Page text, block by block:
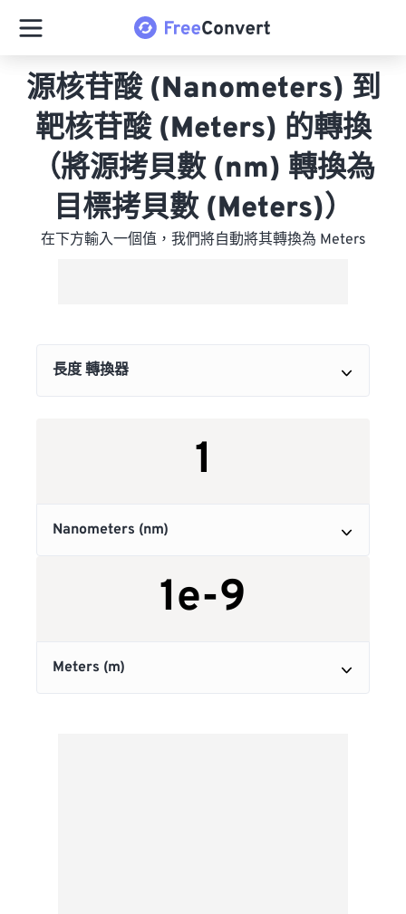
源核苷酸 (Nanometers) 到
靶核苷酸 (Meters) 的轉換
（將源拷貝數 (nm) 轉換為
目標拷貝數 (Meters)）
在下方輸入一個值，我們將自動將其轉換為 Meters